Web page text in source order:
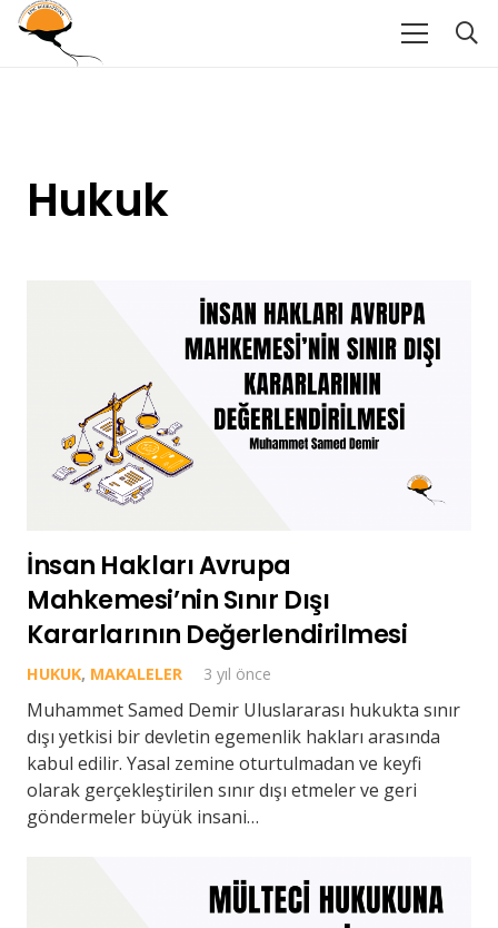
Hukuk
İnsan Hakları Avrupa
Mahkemesi’nin Sınır Dışı
Kararlarının Değerlendirilmesi
HUKUK, MAKALELER 3 yıl önce
Muhammet Samed Demir Uluslararası hukukta sınır
dışı yetkisi bir devletin egemenlik hakları arasında
kabul edilir. Yasal zemine oturtulmadan ve keyfi
olarak gerçekleştirilen sınır dışı etmeler ve geri
göndermeler büyük insani…